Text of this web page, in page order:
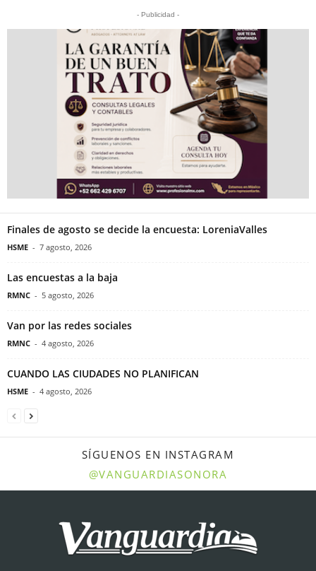
- Publicidad -
Finales de agosto se decide la encuesta: LoreniaValles
HSME - 7 agosto, 2026
Las encuestas a la baja
RMNC - 5 agosto, 2026
Van por las redes sociales
RMNC - 4 agosto, 2026
CUANDO LAS CIUDADES NO PLANIFICAN
HSME - 4 agosto, 2026
SÍGUENOS EN INSTAGRAM
@VANGUARDIASONORA